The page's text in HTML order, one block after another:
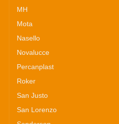
MH
Mota
Nasello
Novalucce
Percanplast
Roker
San Justo
San Lorenzo